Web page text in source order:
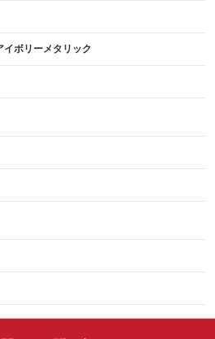
イボリーメタリック